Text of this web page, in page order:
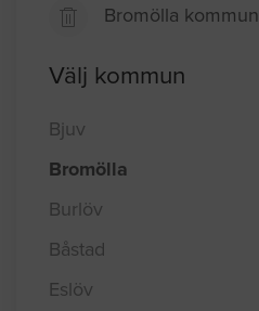
Bromölla kommun
Välj kommun
Bjuv
Bromölla
Burlöv
Båstad
Eslöv